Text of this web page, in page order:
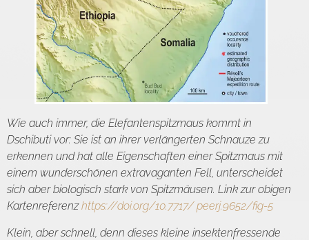
Wie auch immer, die Elefantenspitzmaus kommt in
Dschibuti vor: Sie ist an ihrer verlängerten Schnauze zu
erkennen und hat alle Eigenschaften einer Spitzmaus mit
einem wunderschönen extravaganten Fell, unterscheidet
sich aber biologisch stark von Spitzmäusen. Link zur obigen
Kartenreferenzhttps://doi.org/10.7717/ peerj.9652/fig-5
Klein, aber schnell, denn dieses kleine insektenfressende